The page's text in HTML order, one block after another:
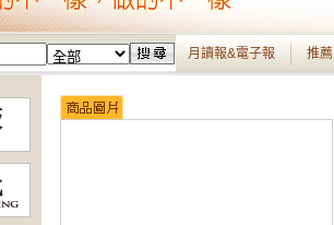
月讀報&電子報 推